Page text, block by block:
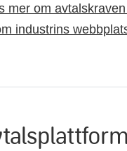
mer om
industrins